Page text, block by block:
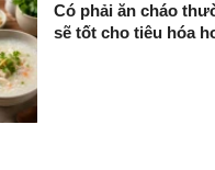
Có phải ăn cháo
sẽ tốt cho tiêu hóa